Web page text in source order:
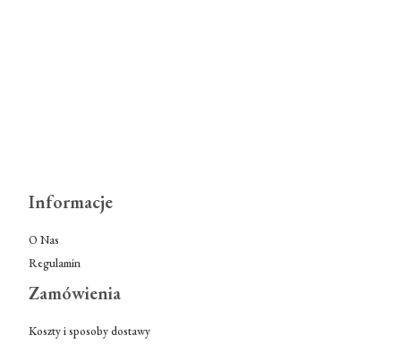
Informacje
O Nas
Regulamin
Zamówienia
Koszty i sposoby dostawy